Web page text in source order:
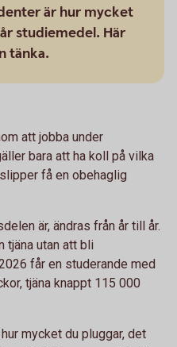
är hur mycket
studiemedel. Här
tänka.
att jobba under
bara att ha koll på vilka
få en obehaglig
är, ändras från år till år.
tjäna utan att bli
får en studerande med
tjäna knappt 115 000
mycket du pluggar, det